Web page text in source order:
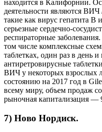
находится в Калифорнии.
деятельности являются
такие как вирус гепатита В
серьезные сердечно-
респираторные
том числе комплексные
таблетках, один раз в день
антиретровирусные
ВИЧ у некоторых взрослых
состоянию на 2017 год в
всему миру, объем продаж
рыночная капитализация —
7) Ново Нордиск.